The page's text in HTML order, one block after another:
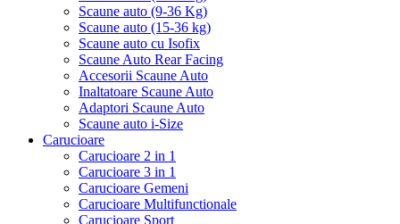
Scaune auto (9-36 Kg)
Scaune auto (15-36 kg)
Scaune auto cu Isofix
Scaune Auto Rear Facing
Accesorii Scaune Auto
Inaltatoare Scaune Auto
Adaptori Scaune Auto
Scaune auto i-Size
Carucioare
Carucioare 2 in 1
Carucioare 3 in 1
Carucioare Gemeni
Carucioare Multifunctionale
Carucioare Sport